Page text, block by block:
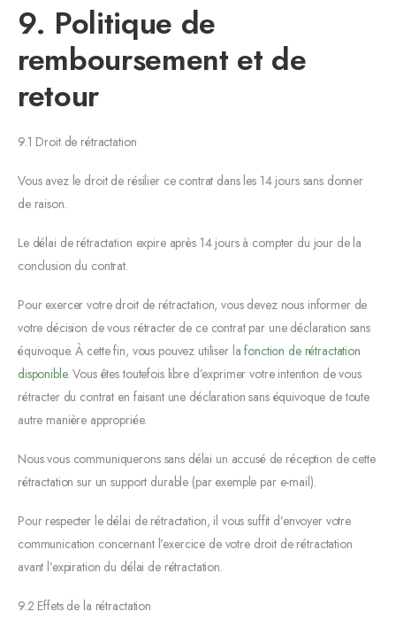
9. Politique de
remboursement et de
retour
9.1 Droit de rétractation
Vous avez le droit de résilier ce contrat dans les 14 jours sans donner
de raison.
Le délai de rétractation expire après 14 jours à compter du jour de la
conclusion du contrat.
Pour exercer votre droit de rétractation, vous devez nous informer de
votre décision de vous rétracter de ce contrat par une déclaration sans
équivoque. À cette fin, vous pouvez utiliser lafonction de rétractation
disponible. Vous êtes toutefois libre d’exprimer votre intention de vous
rétracter du contrat en faisant une déclaration sans équivoque de toute
autre manière appropriée.
Nous vous communiquerons sans délai un accusé de réception de cette
rétractation sur un support durable (par exemple par e-mail).
Pour respecter le délai de rétractation, il vous suffit d’envoyer votre
communication concernant l’exercice de votre droit de rétractation
avant l’expiration du délai de rétractation.
9.2 Effets de la rétractation